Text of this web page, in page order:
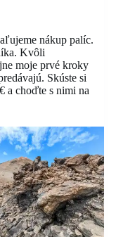
nákup palíc.
Kvôli
moje prvé kroky
Skúste si
a choďte s nimi na